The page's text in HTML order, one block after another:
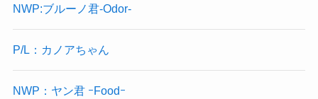
NWP:ブルーノ君-Odor-
P/L：カノアちゃん
NWP：ヤン君 ｰFoodｰ